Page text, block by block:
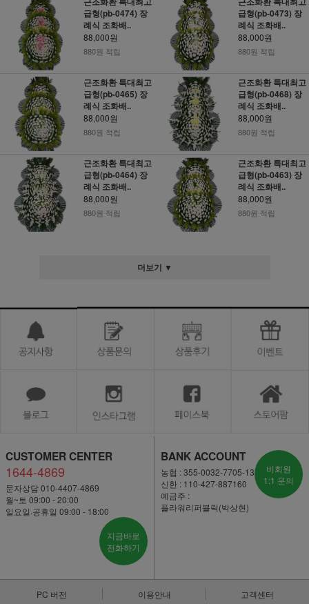
급형(pb-0474) 장
례식 조화배..
88,000원
880원 적립
급형(pb-0473) 장
례식 조화배..
88,000원
880원 적립
근조화환 특대최고
급형(pb-0465) 장
례식 조화배..
88,000원
880원 적립
근조화환 특대최고
급형(pb-0468) 장
례식 조화배..
88,000원
880원 적립
근조화환 특대최고
급형(pb-0464) 장
례식 조화배..
88,000원
880원 적립
근조화환 특대최고
급형(pb-0463) 장
례식 조화배..
88,000원
880원 적립
더보기 ▼
CUSTOMER CENTER
1644-4869
문자상담 010-4407-4869
월~토 09:00 - 20:00
일요일·공휴일 09:00 - 18:00
지금바로
전화하기
BANK ACCOUNT
농협 : 355-0032-7705-13
신한 : 110-427-887160
예금주 :
플라워리퍼블릭(박상현)
비회원
1:1 문의
PC 버전 이용안내 고객센터